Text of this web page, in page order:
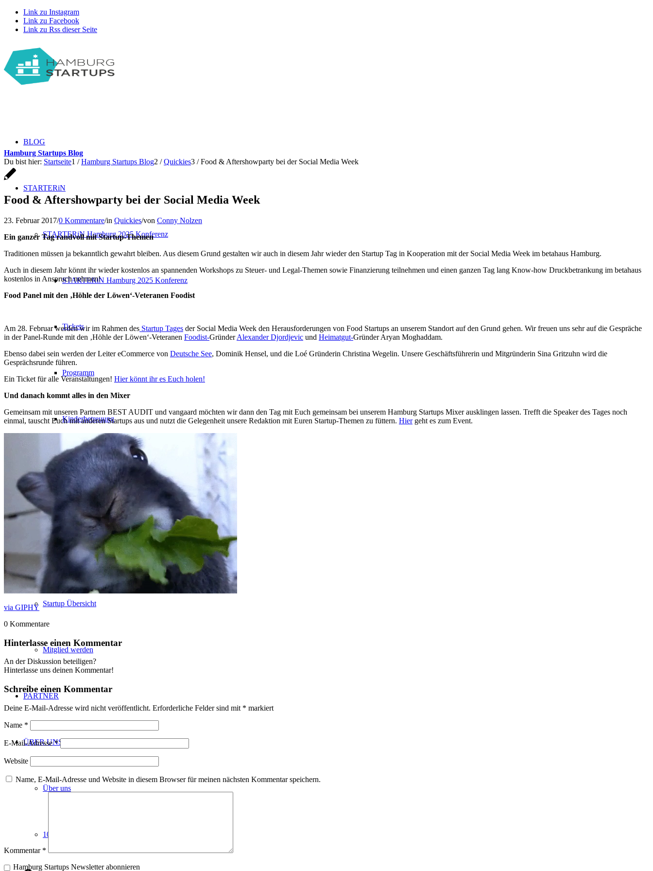
Link zu Instagram
Link zu Facebook
Link zu Rss dieser Seite
BLOG
STARTERiN
STARTERiN Hamburg 2025 Konferenz
STARTERiN Hamburg 2025 Konferenz
Tickets
Programm
Kinderbetreuung
STARTERiN Hamburg 2025 Award
STARTERiN Lunch
STARTUP CLUB
Startup Übersicht
Mitglied werden
PARTNER
ÜBER UNS
Über uns
10 JAHRE HAMBURG STARTUPS
Hamburg Startups Blog
Du bist hier: Startseite1 / Hamburg Startups Blog2 / Quickies3 / Food & Aftershowparty bei der Social Media Week
Food & Aftershowparty bei der Social Media Week
23. Februar 2017/0 Kommentare/in Quickies/von Conny Nolzen
Ein ganzer Tag randvoll mit Startup-Themen
Traditionen müssen ja bekanntlich gewahrt bleiben. Aus diesem Grund gestalten wir auch in diesem Jahr wieder den Startup Tag in Kooperation mit der Social Media Week im betahaus Hamburg.
Auch in diesem Jahr könnt ihr wieder kostenlos an spannenden Workshops zu Steuer- und Legal-Themen sowie Finanzierung teilnehmen und einen ganzen Tag lang Know-how Druckbetrankung im betahaus
kostenlos in Anspruch nehmen!
Food Panel mit den ‚Höhle der Löwen‘-Veteranen Foodist
Am 28. Februar werden wir im Rahmen des Startup Tages der Social Media Week den Herausforderungen von Food Startups an unserem Standort auf den Grund gehen. Wir freuen uns sehr auf die Gespräche
in der Panel-Runde mit den ‚Höhle der Löwen‘-Veteranen Foodist-GründerAlexander Djordjevic und Heimatgut-Gründer Aryan Moghaddam.
Ebenso dabei sein werden der Leiter eCommerce von Deutsche See, Dominik Hensel, und die Loé Gründerin Christina Wegelin. Unsere Geschäftsführerin und Mitgründerin Sina Gritzuhn wird die
Gesprächsrunde führen.
Ein Ticket für alle Veranstaltungen! Hier könnt ihr es Euch holen!
Und danach kommt alles in den Mixer
Gemeinsam mit unseren Partnern BEST AUDIT und vangaard möchten wir dann den Tag mit Euch gemeinsam bei unserem Hamburg Startups Mixer ausklingen lassen. Trefft die Speaker des Tages noch
einmal, tauscht Euch mit anderen Startups aus und nutzt die Gelegenheit unsere Redaktion mit Euren Startup-Themen zu füttern. Hiergeht es zum Event.
via GIPHY
0 Kommentare
Hinterlasse einen Kommentar
An der Diskussion beteiligen?
Hinterlasse uns deinen Kommentar!
Schreibe einen Kommentar
Deine E-Mail-Adresse wird nicht veröffentlicht. Erforderliche Felder sind mit * markiert
Name *
E-Mail-Adresse*
Website
Name, E-Mail-Adresse und Website in diesem Browser für meinen nächsten Kommentar speichern.
Kommentar *
Hamburg Startups Newsletter abonnieren